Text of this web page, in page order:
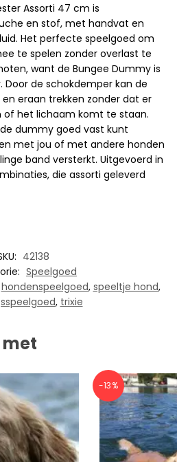
Assorti 47 cm is
en stof, met handvat en
Het perfecte speelgoed om
te spelen zonder overlast te
want de Bungee Dummy is
Door de schokdemper kan de
eraan trekken zonder dat er
of het lichaam komt te staan.
dummy goed vast kunt
met jou of met andere honden
band versterkt. Uitgevoerd in
die assorti geleverd
42138
Speelgoed
hondenspeelgoed, speeltje hond,
, trixie
-13%